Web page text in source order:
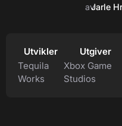
avJarle
Utvikler
Tequila
Works
Utgiver
Xbox Game
Studios